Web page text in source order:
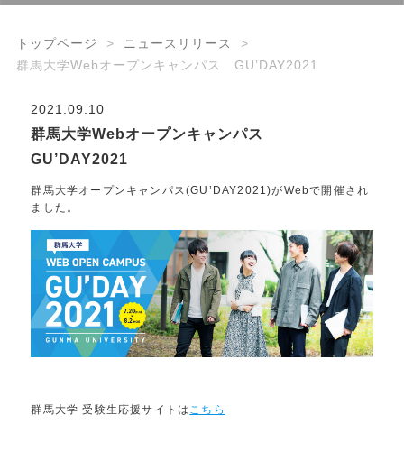
トップページ
ニュースリリース
群馬大学Webオープンキャンパス GU’DAY2021
2021.09.10
群馬大学Webオープンキャンパス
GU’DAY2021
群馬大学オープンキャンパス(GU’DAY2021)がWebで開催され
ました。
群馬大学 受験生応援サイトは こちら